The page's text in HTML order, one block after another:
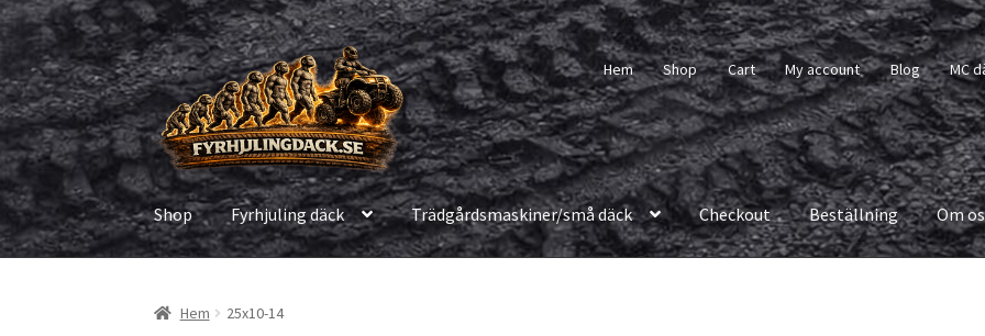
Hoppa
till
navigering
Hoppa
till
innehåll
Hem Shop Cart My account Blog MC
Shop Fyrhjuling däck Trädgårdsmaskiner/små däck Checkout Beställning Om
Hem 25x10-14